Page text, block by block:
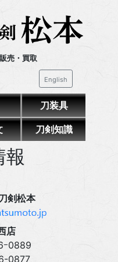
売・買取
English
刀装具
刀剣知識
報
剣松本
店
ｰ0889
0877